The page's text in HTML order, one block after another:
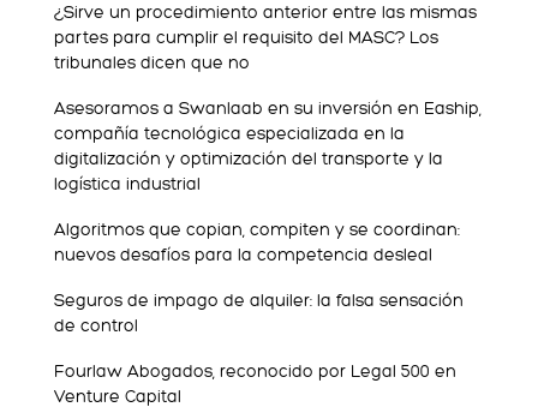
¿Sirve un procedimiento anterior entre las mismas
partes para cumplir el requisito del MASC? Los
tribunales dicen que no
Asesoramos a Swanlaab en su inversión en Eaship,
compañía tecnológica especializada en la
digitalización y optimización del transporte y la
logística industrial
Algoritmos que copian, compiten y se coordinan:
nuevos desafíos para la competencia desleal
Seguros de impago de alquiler: la falsa sensación
de control
Fourlaw Abogados, reconocido por Legal 500 en
Venture Capital